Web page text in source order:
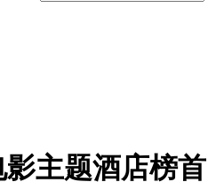
主题酒店榜